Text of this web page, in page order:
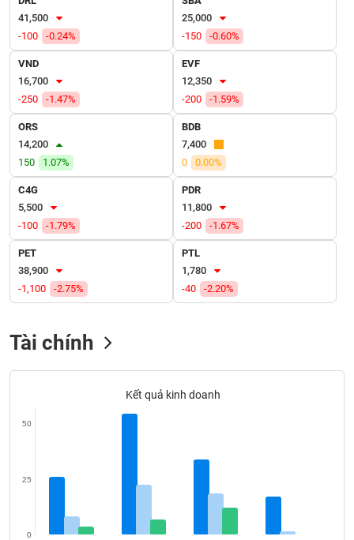
41,500
-100
-0.24%
25,000
-150
-0.60%
VND
16,700
-250
-1.47%
EVF
12,350
-200
-1.59%
ORS
14,200
150
1.07%
BDB
7,400
0
0.00%
C4G
5,500
-100
-1.79%
PDR
11,800
-200
-1.67%
PET
38,900
-1,100
-2.75%
PTL
1,780
-40
-2.20%
Tài chính
Kết quả kinh doanh
0
25
50
VỤ
TRUYỀN
THÔNG
TIỆN
BẤT
ĐỘNG
SẢN
Mã
chứng
(-)
Người liên quan